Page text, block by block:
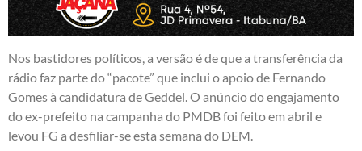
Nos bastidores políticos, a versão é de que a transferência da
rádio faz parte do “pacote” que inclui o apoio de Fernando
Gomes à candidatura de Geddel. O anúncio do engajamento
do ex-prefeito na campanha do PMDB foi feito em abril e
levou FG a desfiliar-se esta semana do DEM.